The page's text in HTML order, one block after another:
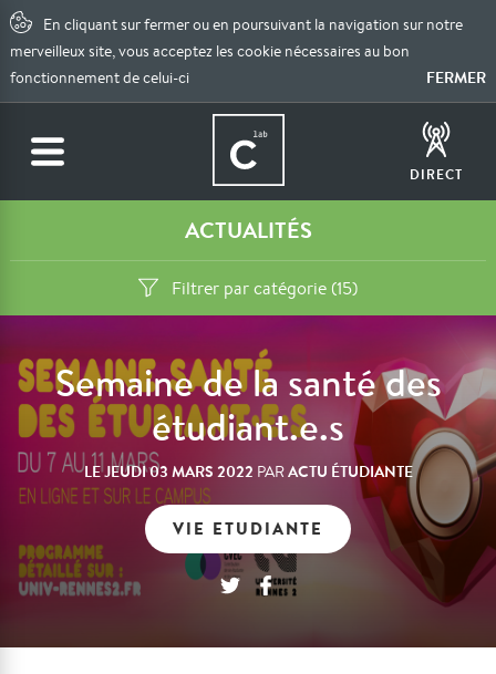
En cliquant sur fermer ou en poursuivant la navigation sur notre
merveilleux site, vous acceptez les cookie nécessaires au bon
fonctionnement de celui-ci
FERMER
DIRECT
ACTUALITÉS
Filtrer par catégorie (15)
Semaine de la santé des
étudiant.e.s
LEJEUDI 03 MARS 2022 PARACTU ÉTUDIANTE
VIE ETUDIANTE